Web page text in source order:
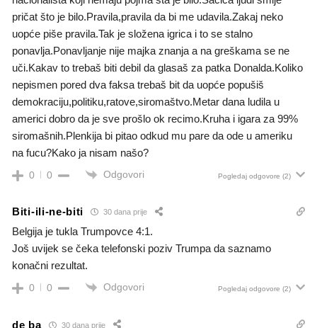
pričat što je bilo.Pravila,pravila da bi me udavila.Zakaj neko
uopće piše pravila.Tak je složena igrica i to se stalno
ponavlja.Ponavljanje nije majka znanja a na greškama se ne
uči.Kakav to trebaš biti debil da glasaš za patka Donalda.Koliko
nepismen pored dva faksa trebaš bit da uopće popušiš
demokraciju,politiku,ratove,siromaštvo.Metar dana ludila u
americi dobro da je sve prošlo ok recimo.Kruha i igara za 99%
siromašnih.Plenkija bi pitao odkud mu pare da ode u ameriku
na fucu?Kako ja nisam našo?
0 0 Odgovori Pogledaj odgovore (2)
Biti-ili-ne-biti 30 dana prije
Belgija je tukla Trumpovce 4:1.
Još uvijek se čeka telefonski poziv Trumpa da saznamo
konačni rezultat.
0 0 Odgovori Pogledaj odgovore (2)
de ba 30 dana prije